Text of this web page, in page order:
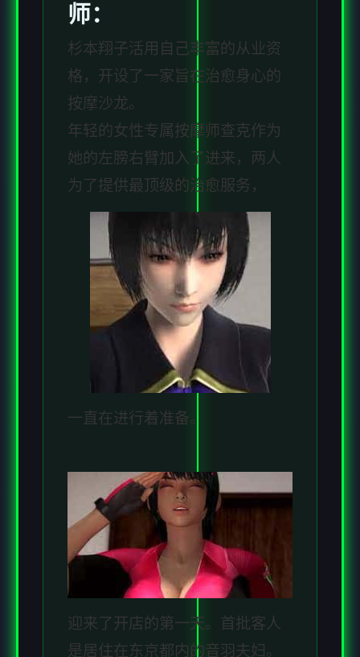
师：
杉本翔子活用自己丰富的从业资
格，开设了一家旨在治愈身心的
按摩沙龙。
年轻的女性专属按摩师查克作为
她的左膀右臂加入了进来，两人
为了提供最顶级的治愈服务，
一直在进行着准备。
迎来了开店的第一天。首批客人
是居住在东京都内的音羽夫妇。